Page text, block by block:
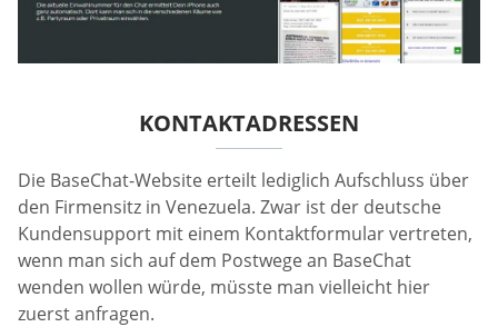
KONTAKTADRESSEN
Die BaseChat-Website erteilt lediglich Aufschluss über
den Firmensitz in Venezuela. Zwar ist der deutsche
Kundensupport mit einem Kontaktformular vertreten,
wenn man sich auf dem Postwege an BaseChat
wenden wollen würde, müsste man vielleicht hier
zuerst anfragen.